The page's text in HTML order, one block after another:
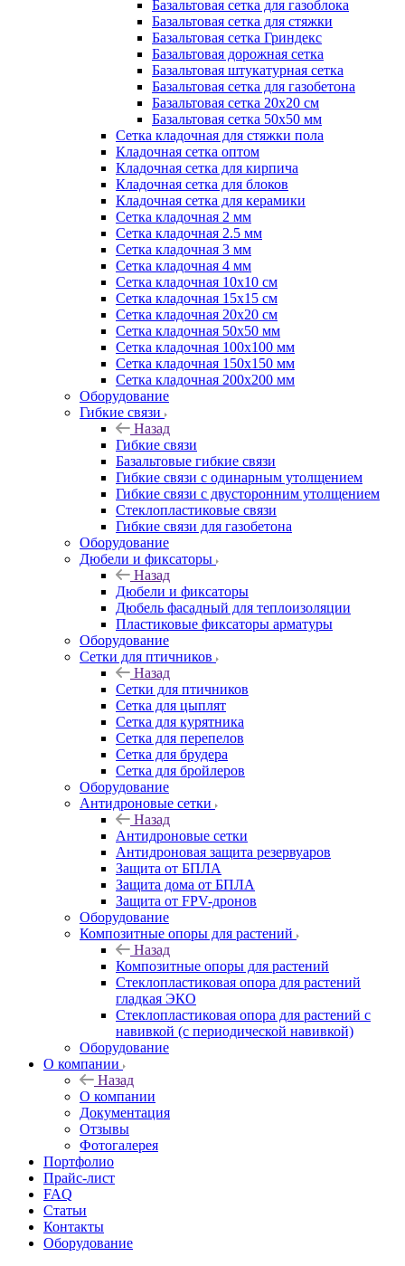
Базальтовая сетка для газоблока
Базальтовая сетка для стяжки
Базальтовая сетка Гриндекс
Базальтовая дорожная сетка
Базальтовая штукатурная сетка
Базальтовая сетка для газобетона
Базальтовая сетка 20x20 см
Базальтовая сетка 50x50 мм
Сетка кладочная для стяжки пола
Кладочная сетка оптом
Кладочная сетка для кирпича
Кладочная сетка для блоков
Кладочная сетка для керамики
Сетка кладочная 2 мм
Сетка кладочная 2.5 мм
Сетка кладочная 3 мм
Сетка кладочная 4 мм
Сетка кладочная 10x10 см
Сетка кладочная 15x15 см
Сетка кладочная 20x20 см
Сетка кладочная 50x50 мм
Сетка кладочная 100x100 мм
Сетка кладочная 150x150 мм
Сетка кладочная 200x200 мм
Оборудование
Гибкие связи
Назад
Гибкие связи
Базальтовые гибкие связи
Гибкие связи с одинарным утолщением
Гибкие связи с двусторонним утолщением
Стеклопластиковые связи
Гибкие связи для газобетона
Оборудование
Дюбели и фиксаторы
Назад
Дюбели и фиксаторы
Дюбель фасадный для теплоизоляции
Пластиковые фиксаторы арматуры
Оборудование
Сетки для птичников
Назад
Сетки для птичников
Сетка для цыплят
Сетка для курятника
Сетка для перепелов
Сетка для брудера
Сетка для бройлеров
Оборудование
Антидроновые сетки
Назад
Антидроновые сетки
Антидроновая защита резервуаров
Защита от БПЛА
Защита дома от БПЛА
Защита от FPV-дронов
Оборудование
Композитные опоры для растений
Назад
Композитные опоры для растений
Стеклопластиковая опора для растений
гладкая ЭКО
Стеклопластиковая опора для растений с
навивкой (с периодической навивкой)
Оборудование
О компании
Назад
О компании
Документация
Отзывы
Фотогалерея
Портфолио
Прайс-лист
FAQ
Статьи
Контакты
Оборудование